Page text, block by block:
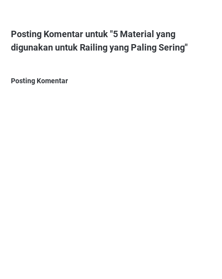
Posting Komentar untuk "5 Material yang
digunakan untuk Railing yang Paling Sering"
Posting Komentar